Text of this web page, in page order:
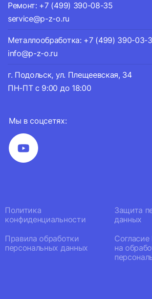
Мы в соцсетях:
Ремонт: +7 (499) 390-08-35
service@p-z-o.ru
Металлообработка: +7 (499) 390-03-
info@p-z-o.ru
г. Подольск, ул. Плещеевская, 34
ПН-ПТ с 9:00 до 18:00
Политика
конфиденциальности
Защита
данных
Правила обработки
персональных данных
Согласие
на